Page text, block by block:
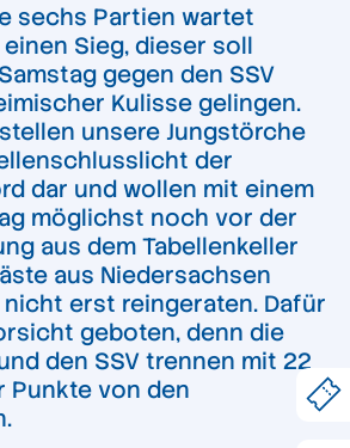
sechs Partien wartet
Sieg, dieser soll
gegen den SSV
Kulisse gelingen.
unsere Jungstörche
der
dar und wollen mit einem
möglichst noch vor der
aus dem Tabellenkeller
aus Niedersachsen
erst reingeraten. Dafür
geboten, denn die
den SSV trennen mit 22
Punkte von den